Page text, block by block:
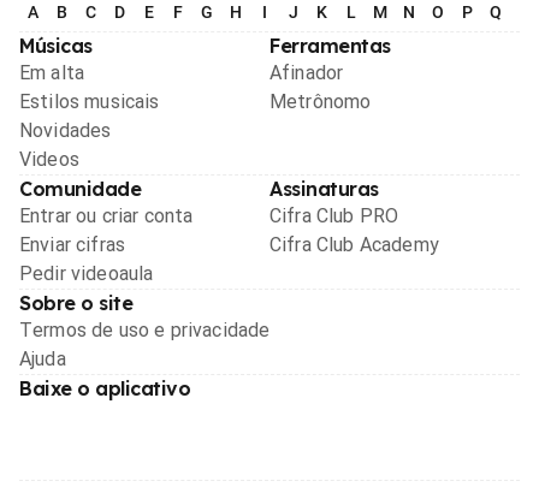
A B C D E F G H I J K L M N O P Q
Músicas
Em alta
Estilos musicais
Novidades
Videos
Ferramentas
Afinador
Metrônomo
Comunidade
Entrar ou criar conta
Enviar cifras
Pedir videoaula
Assinaturas
Cifra Club PRO
Cifra Club Academy
Sobre o site
Termos de uso e privacidade
Ajuda
Baixe o aplicativo